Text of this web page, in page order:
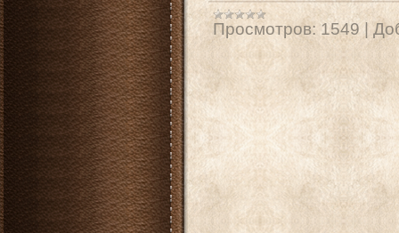
Просмотров: 1549